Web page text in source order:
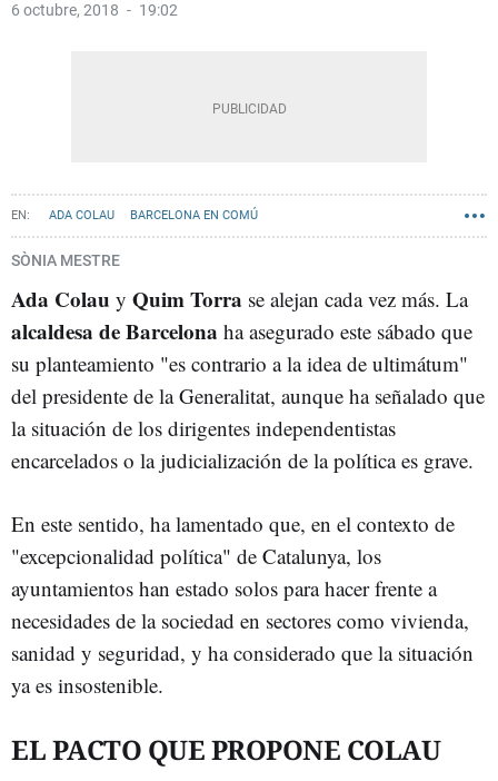
6 octubre, 2018 19:02
ADA COLAU BARCELONA EN COMÚ
SÒNIA MESTRE
Ada Colau y Quim Torra se alejan cada vez más. La
alcaldesa de Barcelona ha asegurado este sábado que
su planteamiento "es contrario a la idea de ultimátum"
del presidente de la Generalitat, aunque ha señalado que
la situación de los dirigentes independentistas
encarcelados o la judicialización de la política es grave.
En este sentido, ha lamentado que, en el contexto de
"excepcionalidad política" de Catalunya, los
ayuntamientos han estado solos para hacer frente a
necesidades de la sociedad en sectores como vivienda,
sanidad y seguridad, y ha considerado que la situación
ya es insostenible.
EL PACTO QUE PROPONE COLAU